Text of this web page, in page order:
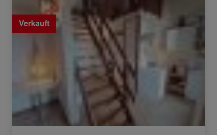
Verkauf Appartement Habère-Poche 3 Zimmer 37.95 m²
Verkauft